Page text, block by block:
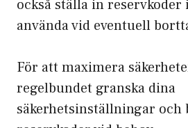
också ställa in
använda vid eventuell
För att maximera
regelbundet granska dina
säkerhetsinställningar och